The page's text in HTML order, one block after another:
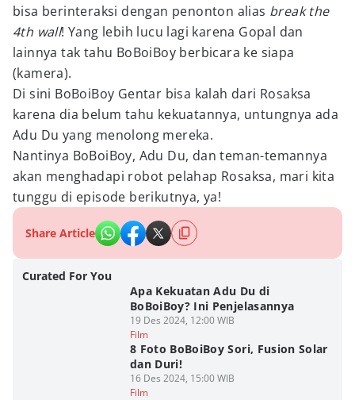
bisa berinteraksi dengan penonton alias break the
4th wall! Yang lebih lucu lagi karena Gopal dan
lainnya tak tahu BoBoiBoy berbicara ke siapa
(kamera).
Di sini BoBoiBoy Gentar bisa kalah dari Rosaksa
karena dia belum tahu kekuatannya, untungnya ada
Adu Du yang menolong mereka.
Nantinya BoBoiBoy, Adu Du, dan teman-temannya
akan menghadapi robot pelahap Rosaksa, mari kita
tunggu di episode berikutnya, ya!
Share Article
Curated For You
Apa Kekuatan Adu Du di
BoBoiBoy? Ini Penjelasannya
19 Des 2024, 12:00 WIB
Film
8 Foto BoBoiBoy Sori, Fusion Solar
dan Duri!
16 Des 2024, 15:00 WIB
Film